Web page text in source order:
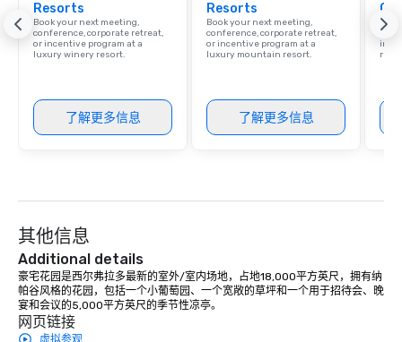
Resorts
Book your next meeting,
conference, corporate retreat,
or incentive program at a
luxury winery resort.
了解更多信息
Resorts
Book your next meeting,
conference, corporate retreat,
or incentive program at a
luxury mountain resort.
了解更多信息
Find
其他信息
Additional details
豪宅花园是西尔弗拉多最新的室外/室内场地，占地18,000平方英尺，拥有纳
帕谷风格的花园，包括一个小葡萄园、一个宽敞的草坪和一个用于招待会、晚
宴和会议的5,000平方英尺的季节性凉亭。
网页链接
虚拟参观